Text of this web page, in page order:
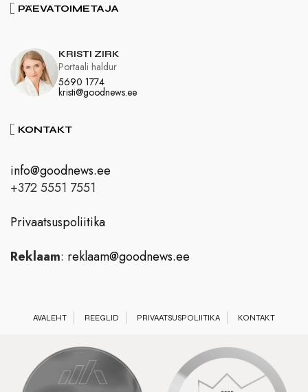
PÄEVATOIMETAJA
KRISTI ZIRK
5690 1774
kristi@goodnews.ee
Portaali haldur
KONTAKT
info@goodnews.ee
+372 5551 7551
Privaatsuspoliitika
Reklaam: reklaam@goodnews.ee
AVALEHT REEGLID PRIVAATSUSPOLIITIKA KONTAKT